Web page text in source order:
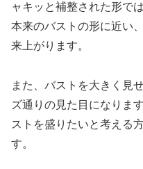
ャキッと補整された形で
本来のバストの形に近い
来上がります。
また、バストを大きく見
ズ通りの見た目になりま
ストを盛りたいと考える
す。